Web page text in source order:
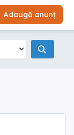
Adaugă anunț